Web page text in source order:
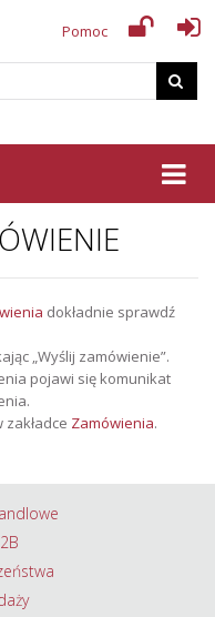
Pomoc
dokładnie sprawdź
„Wyślij zamówienie”.
pojawi się komunikat
Zamówienia.